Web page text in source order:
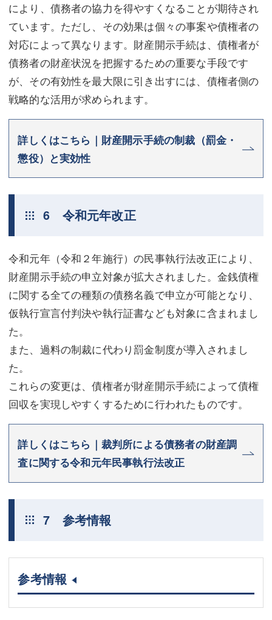
により、債務者の協力を得やすくなることが期待され
ています。ただし、その効果は個々の事案や債権者の
対応によって異なります。財産開示手続は、債権者が
債務者の財産状況を把握するための重要な手段です
が、その有効性を最大限に引き出すには、債権者側の
戦略的な活用が求められます。
詳しくはこちら｜財産開示手続の制裁（罰金・
懲役）と実効性
6 令和元年改正
令和元年（令和２年施行）の民事執行法改正により、
財産開示手続の申立対象が拡大されました。金銭債権
に関する全ての種類の債務名義で申立が可能となり、
仮執行宣言付判決や執行証書なども対象に含まれまし
た。
また、過料の制裁に代わり罰金制度が導入されまし
た。
これらの変更は、債権者が財産開示手続によって債権
回収を実現しやすくするために行われたものです。
詳しくはこちら｜裁判所による債務者の財産調
査に関する令和元年民事執行法改正
7 参考情報
参考情報